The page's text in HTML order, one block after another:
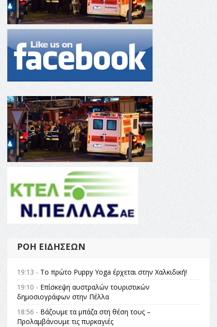
ΡΟΉ ΕΙΔΉΣΕΩΝ
19:13 - Το πρώτο Puppy Yoga έρχεται στην Χαλκιδική!
19:10 - Επίσκεψη αυστραλών τουριστικών
δημοσιογράφων στην Πέλλα
18:56 - Βάζουμε τα μπάζα στη θέση τους –
Προλαμβάνουμε τις πυρκαγιές